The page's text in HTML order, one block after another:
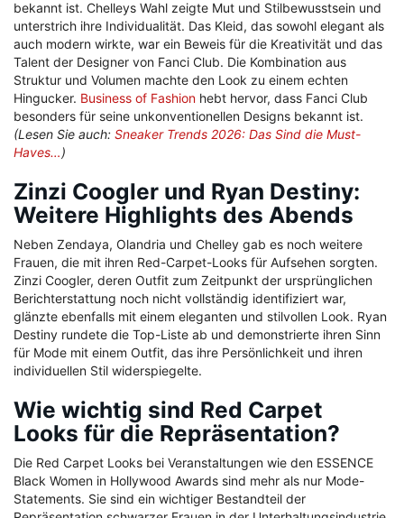
bekannt ist. Chelleys Wahl zeigte Mut und Stilbewusstsein und
unterstrich ihre Individualität. Das Kleid, das sowohl elegant als
auch modern wirkte, war ein Beweis für die Kreativität und das
Talent der Designer von Fanci Club. Die Kombination aus
Struktur und Volumen machte den Look zu einem echten
Hingucker. Business of Fashion hebt hervor, dass Fanci Club
besonders für seine unkonventionellen Designs bekannt ist.
(Lesen Sie auch: Sneaker Trends 2026: Das Sind die Must-
Haves…)
Zinzi Coogler und Ryan Destiny:
Weitere Highlights des Abends
Neben Zendaya, Olandria und Chelley gab es noch weitere
Frauen, die mit ihren Red-Carpet-Looks für Aufsehen sorgten.
Zinzi Coogler, deren Outfit zum Zeitpunkt der ursprünglichen
Berichterstattung noch nicht vollständig identifiziert war,
glänzte ebenfalls mit einem eleganten und stilvollen Look. Ryan
Destiny rundete die Top-Liste ab und demonstrierte ihren Sinn
für Mode mit einem Outfit, das ihre Persönlichkeit und ihren
individuellen Stil widerspiegelte.
Wie wichtig sind Red Carpet
Looks für die Repräsentation?
Die Red Carpet Looks bei Veranstaltungen wie den ESSENCE
Black Women in Hollywood Awards sind mehr als nur Mode-
Statements. Sie sind ein wichtiger Bestandteil der